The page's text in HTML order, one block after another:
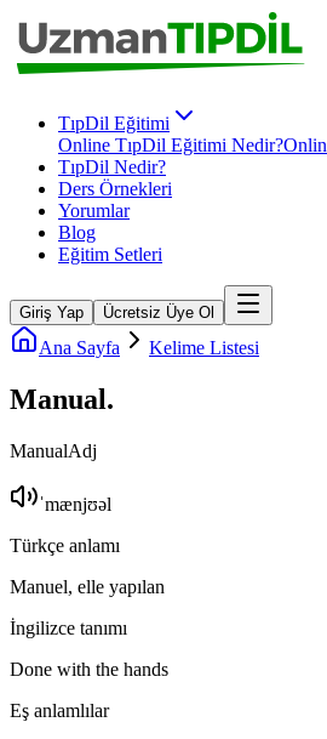
TıpDil Eğitimi
Online TıpDil Eğitimi Nedir?
TıpDil Nedir?
Ders Örnekleri
Yorumlar
Blog
Eğitim Setleri
Giriş Yap Ücretsiz Üye Ol
Ana Sayfa Kelime Listesi
Manual.
ManualAdj
ˈmænjʊəl
Türkçe anlamı
Manuel, elle yapılan
İngilizce tanımı
Done with the hands
Eş anlamlılar